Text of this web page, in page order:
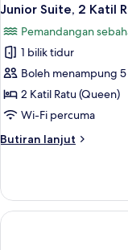
Junior Suite, 2 Katil
Pemandangan
1 bilik tidur
Boleh menampung 5
2 Katil Ratu (Queen)
Wi-Fi percuma
Butiran lanjut
Butiran
Suite,
Katil